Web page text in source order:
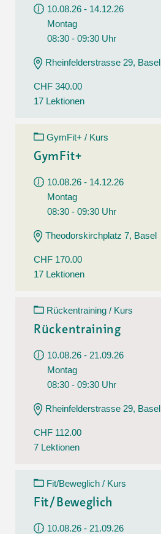
10.08.26 - 14.12.26
Montag
08:30 - 09:30 Uhr
Rheinfelderstrasse 29, Basel
CHF 340.00
17 Lektionen
GymFit+ / Kurs
GymFit+
10.08.26 - 14.12.26
Montag
08:30 - 09:30 Uhr
Theodorskirchplatz 7, Basel
CHF 170.00
17 Lektionen
Rückentraining / Kurs
Rückentraining
10.08.26 - 21.09.26
Montag
08:30 - 09:30 Uhr
Rheinfelderstrasse 29, Basel
CHF 112.00
7 Lektionen
Fit/Beweglich / Kurs
Fit/Beweglich
10.08.26 - 21.09.26